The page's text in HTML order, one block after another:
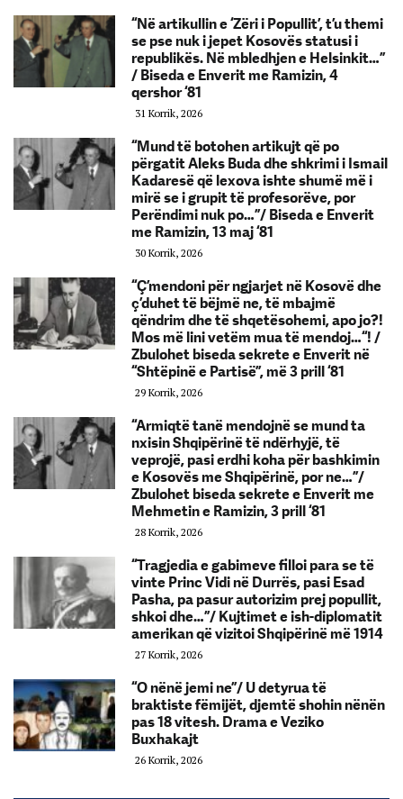
“Në artikullin e ‘Zëri i Popullit’, t’u themi
se pse nuk i jepet Kosovës statusi i
republikës. Në mbledhjen e Helsinkit…”
/ Biseda e Enverit me Ramizin, 4
qershor ‘81
31 Korrik, 2026
“Mund të botohen artikujt që po
përgatit Aleks Buda dhe shkrimi i Ismail
Kadaresë që lexova ishte shumë më i
mirë se i grupit të profesorëve, por
Perëndimi nuk po…”/ Biseda e Enverit
me Ramizin, 13 maj ‘81
30 Korrik, 2026
“Ç’mendoni për ngjarjet në Kosovë dhe
ç’duhet të bëjmë ne, të mbajmë
qëndrim dhe të shqetësohemi, apo jo?!
Mos më lini vetëm mua të mendoj…“! /
Zbulohet biseda sekrete e Enverit në
“Shtëpinë e Partisë”, më 3 prill ‘81
29 Korrik, 2026
“Armiqtë tanë mendojnë se mund ta
nxisin Shqipërinë të ndërhyjë, të
veprojë, pasi erdhi koha për bashkimin
e Kosovës me Shqipërinë, por ne…”/
Zbulohet biseda sekrete e Enverit me
Mehmetin e Ramizin, 3 prill ‘81
28 Korrik, 2026
“Tragjedia e gabimeve filloi para se të
vinte Princ Vidi në Durrës, pasi Esad
Pasha, pa pasur autorizim prej popullit,
shkoi dhe…”/ Kujtimet e ish-diplomatit
amerikan që vizitoi Shqipërinë më 1914
27 Korrik, 2026
“O nënë jemi ne”/ U detyrua të
braktiste fëmijët, djemtë shohin nënën
pas 18 vitesh. Drama e Veziko
Buxhakajt
26 Korrik, 2026